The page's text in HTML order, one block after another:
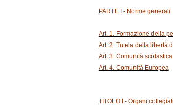
PARTE I - Norme generali
Art. 1. Formazione della
Art. 2. Tutela della libertà
Art. 3. Comunità scolastica
Art. 4. Comunità Europea
TITOLO I - Organi